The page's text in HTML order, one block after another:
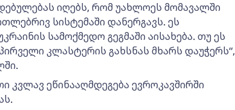
იღებს, რომ უახლოეს მომავალში
სისტემაში დანერგავს. ეს
სამოქმედო გეგმაში აისახება. თუ ეს
კლასტერის გახსნას მხარს
კვლავ ეწინააღმდეგება ევროკავშირში